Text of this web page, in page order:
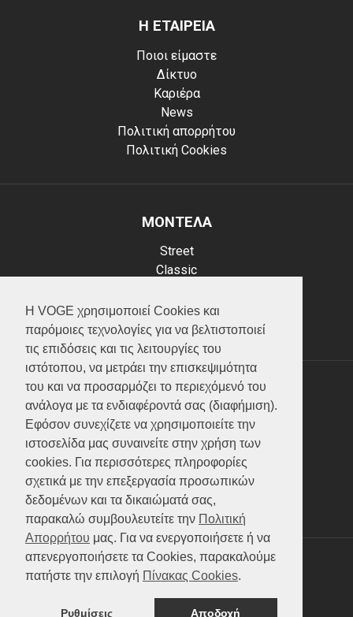
Η VOGE χρησιμοποιεί Cookies και
παρόμοιες τεχνολογίες για να βελτιστοποιεί
τις επιδόσεις και τις λειτουργίες του
ιστότοπου, να μετράει την επισκεψιμότητα
του και να προσαρμόζει το περιεχόμενό του
ανάλογα με τα ενδιαφέροντά σας (διαφήμιση).
Εφόσον συνεχίζετε να χρησιμοποιείτε την
ιστοσελίδα μας συναινείτε στην χρήση των
cookies. Για περισσότερες πληροφορίες
σχετικά με την επεξεργασία προσωπικών
δεδομένων και τα δικαιώματά σας,
παρακαλώ συμβουλευτείτε την Πολιτική
Απορρήτου μας. Για να ενεργοποιήσετε ή να
απενεργοποιήσετε τα Cookies, παρακαλούμε
πατήστε την επιλογή Πίνακας Cookies.
Ρυθμίσεις Αποδοχή
Η ΕΤΑΙΡΕΙΑ
Ποιοι είμαστε
Δίκτυο
Καριέρα
News
Πολιτική απορρήτου
Πολιτική Cookies
ΜΟΝΤΕΛΑ
Street
Classic
Scooter
ATV (Loncin)
ΥΠΗΡΕΣΙΕΣ
Test ride
Επικοινωνία
Service
Κατάλογος
FAQ
SOCIAL MEDIA